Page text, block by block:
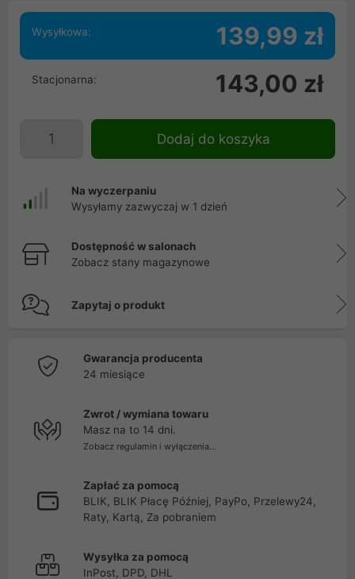
Wysyłkowa: 139,99 zł
Stacjonarna: 143,00 zł
Dodaj do koszyka
Na wyczerpaniu
Wysyłamy zazwyczaj w 1 dzień
Dostępność w salonach
Zobacz stany magazynowe
Zapytaj o produkt
Gwarancja producenta
24 miesiące
Zwrot / wymiana towaru
Masz na to 14 dni.
Zobacz regulamin i wyłączenia...
Zapłać za pomocą
BLIK, BLIK Płacę Później, PayPo, Przelewy24,
Raty, Kartą, Za pobraniem
Wysyłka za pomocą
InPost, DPD, DHL